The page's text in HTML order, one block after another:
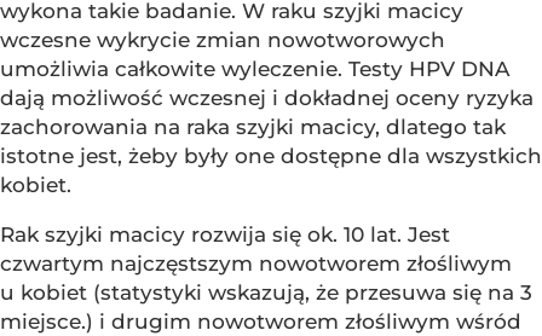
wykona takie badanie. W raku szyjki macicy
wczesne wykrycie zmian nowotworowych
umożliwia całkowite wyleczenie. Testy HPV DNA
dają możliwość wczesnej i dokładnej oceny ryzyka
zachorowania na raka szyjki macicy, dlatego tak
istotne jest, żeby były one dostępne dla wszystkich
kobiet.
Rak szyjki macicy rozwija się ok. 10 lat. Jest
czwartym najczęstszym nowotworem złośliwym
u kobiet (statystyki wskazują, że przesuwa się na 3
miejsce.) i drugim nowotworem złośliwym wśród